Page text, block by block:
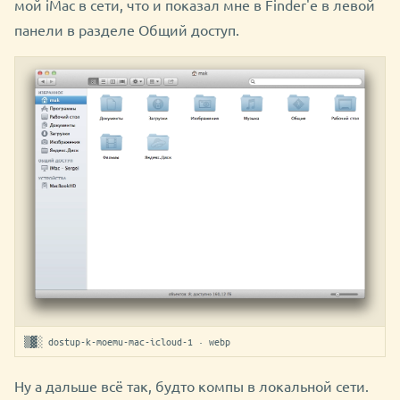
мой iMac в сети, что и показал мне в Finder'е в левой
панели в разделе Общий доступ.
▒▓░ dostup-k-moemu-mac-icloud-1 · webp
Ну а дальше всё так, будто компы в локальной сети.